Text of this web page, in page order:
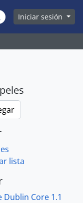
rápidos
Iniciar sesión
lista
Dublin Core 1.1